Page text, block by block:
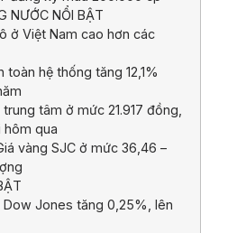
NƯỚC NỔI BẬT
ở Việt Nam cao hơn các
toàn hệ thống tăng 12,1%
tâm ở mức 21.917 đồng,
qua
vàng SJC ở mức 36,46 –
Jones tăng 0,25%, lên